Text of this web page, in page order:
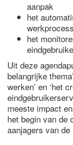
aanpak
het
het
Uit deze
belangrijke
werken’ en ‘het
meeste impact
het begin van de
aanjagers van